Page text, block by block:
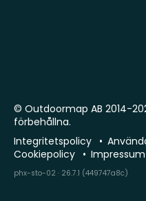
© Outdoormap AB 2014-
förbehållna.
Integritetspolicy
Cookiepolicy
Impressum
phx-sto-02 · 26.7.1 (449747a8c)